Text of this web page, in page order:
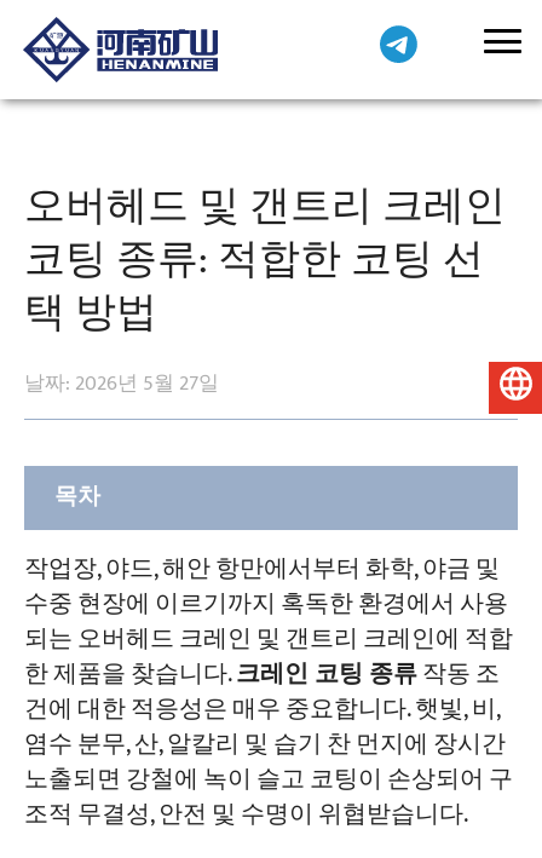
오버헤드 및 갠트리 크레인
코팅 종류: 적합한 코팅 선
택 방법
날짜: 2026년 5월 27일
목차
구성
주요 코팅 재료 유형
알키드 코팅
에폭시 코팅
폴리우레탄 코팅
염소화 고무 코팅
작업장, 야드, 해안 항만에서부터 화학, 야금 및
수중 현장에 이르기까지 혹독한 환경에서 사용
되는 오버헤드 크레인 및 갠트리 크레인에 적합
한 제품을 찾습니다.크레인 코팅 종류작동 조
건에 대한 적응성은 매우 중요합니다. 햇빛, 비,
염수 분무, 산, 알칼리 및 습기 찬 먼지에 장시간
노출되면 강철에 녹이 슬고 코팅이 손상되어 구
조적 무결성, 안전 및 수명이 위협받습니다.
한국어